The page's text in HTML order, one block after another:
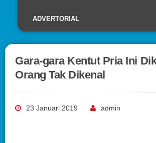
ADVERTORIAL
Gara-gara Kentut Pria Ini
Orang Tak Dikenal
23 Januari 2019 admin